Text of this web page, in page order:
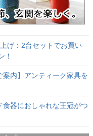
げ：2台セットでお買い
！
案内】アンティーク家具を
食器におしゃれな王冠がつ